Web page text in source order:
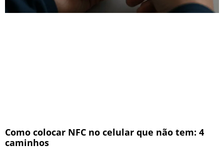
Como colocar NFC no celular que não tem: 4
caminhos